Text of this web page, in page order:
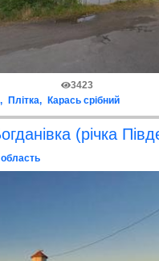
3423
Плітка Карась срібний
(річка